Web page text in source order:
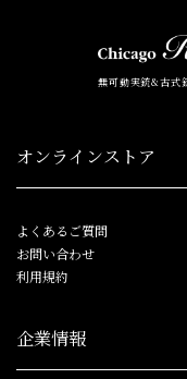
無可動実銃&古式
オンラインストア
よくあるご質問
お問い合わせ
利用規約
企業情報